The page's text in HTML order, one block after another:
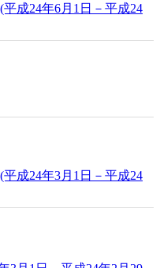
成24年6月1日－平成24
成24年3月1日－平成24